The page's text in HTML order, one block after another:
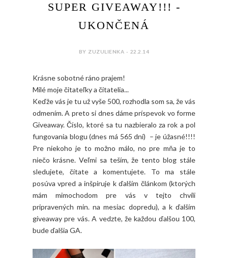
SUPER GIVEAWAY!!! -
UKONČENÁ
BY ZUZULIENKA - 22.2.14
Krásne sobotné ráno prajem!
Milé moje čitateľky a čitatelia...
Keďže vás je tu už vyše 500, rozhodla som sa, že vás
odmením. A preto si dnes dáme príspevok vo forme
Giveaway. Číslo, ktoré sa tu nazbieralo za rok a pol
fungovania blogu (dnes má 565 dní) – je úžasné!!!!
Pre niekoho je to možno málo, no pre mňa je to
niečo krásne. Veľmi sa teším, že tento blog stále
sledujete, čítate a komentujete. To ma stále
posúva vpred a inšpiruje k ďalším článkom (ktorých
mám mimochodom pre vás v tejto chvíli
pripravených min. na mesiac dopredu), a k ďalším
giveaway pre vás. A vedzte, že každou ďalšou 100,
bude ďalšia GA.